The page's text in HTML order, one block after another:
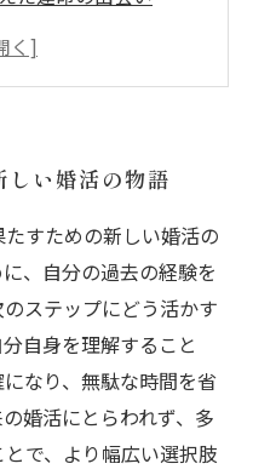
おきたい婚活のヒン
再婚への第一歩
しい婚活の物語
すための新しい婚活の
、自分の過去の経験を
ステップにどう活かす
自身を理解すること
なり、無駄な時間を省
婚活にとらわれず、多
で、より幅広い選択肢